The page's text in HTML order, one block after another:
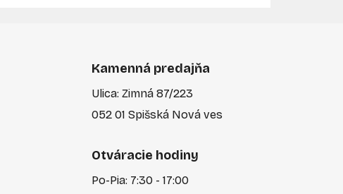
Kamenná predajňa
Ulica: Zimná 87/223
052 01 Spišská Nová ves
Otváracie hodiny
Po-Pia: 7:30 - 17:00